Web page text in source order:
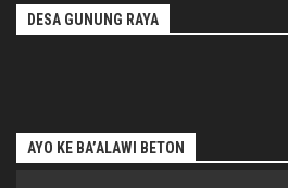
DESA GUNUNG RAYA
AYO KE BA’ALAWI BETON